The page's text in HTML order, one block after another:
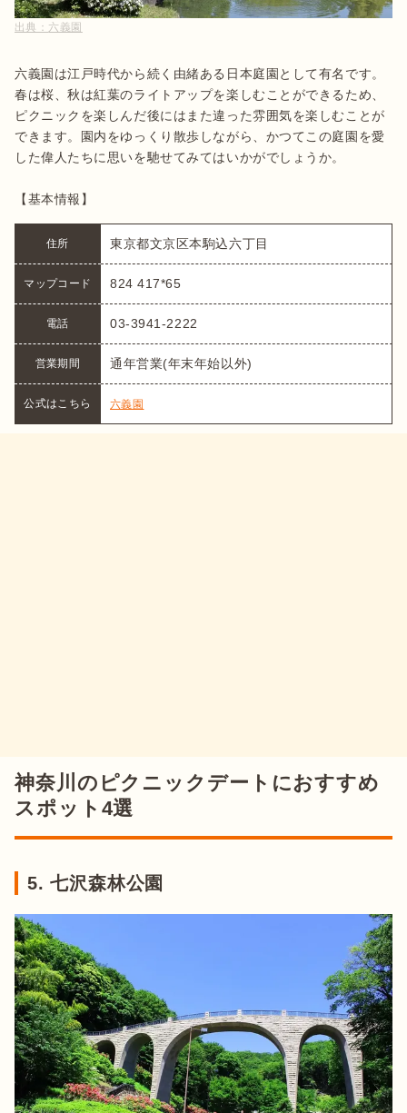
出典： 六義園
六義園は江戸時代から続く由緒ある日本庭園として有名です。
春は桜、秋は紅葉のライトアップを楽しむことができるため、
ピクニックを楽しんだ後にはまた違った雰囲気を楽しむことが
できます。園内をゆっくり散歩しながら、かつてこの庭園を愛
した偉人たちに思いを馳せてみてはいかがでしょうか。
【基本情報】
住所 東京都文京区本駒込六丁目
マップコード 824 417*65
電話 03-3941-2222
営業期間 通年営業(年末年始以外)
公式はこちら 六義園
神奈川のピクニックデートにおすすめ
スポット4選
5. 七沢森林公園